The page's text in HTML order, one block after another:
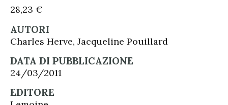
28,23 €
AUTORI
Charles Herve, Jacqueline Pouillard
DATA DI PUBBLICAZIONE
24/03/2011
EDITORE